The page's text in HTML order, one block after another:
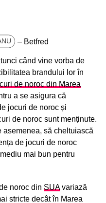
– Betfred
când vine vorba de
brandului lor în
de noroc din Marea
a se asigura că
jocuri de noroc și
de noroc sunt menținute.
asemenea, să cheltuiască
de jocuri de noroc
mai bun pentru
noroc din SUAvariază
stricte decât în Marea